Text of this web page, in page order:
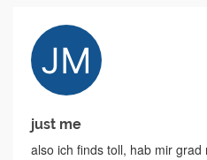
just me
also ich finds toll, hab mir